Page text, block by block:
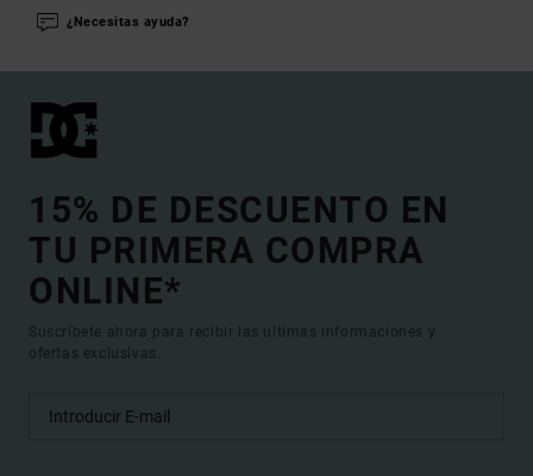
¿Necesitas ayuda?
15% DE DESCUENTO EN
TU PRIMERA COMPRA
ONLINE*
Suscríbete ahora para recibir las ultimas informaciones y
ofertas exclusivas.